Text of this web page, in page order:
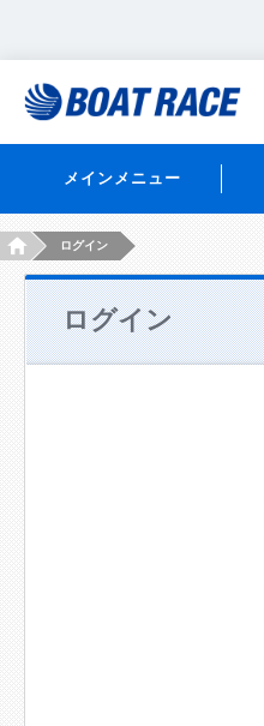
メインメニュー
HOMEログイン
ログイン